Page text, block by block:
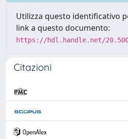
Utilizza questo identificativo
link a questo documento:
https://hdl.handle.net/
Citazioni